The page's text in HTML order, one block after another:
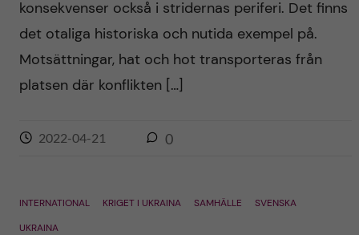
konsekvenser också i stridernas periferi. Det finns
det otaliga historiska och nutida exempel på.
Motsättningar, hat och hot transporteras från
platsen där konflikten […]
2022-04-21 0
INTERNATIONAL KRIGET I UKRAINA SAMHÄLLE
SVENSKA
UKRAINA